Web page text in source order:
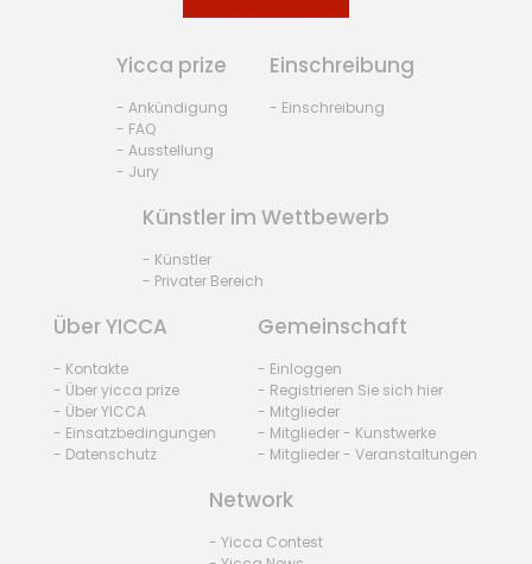
Yicca prize
- Ankündigung
- FAQ
- Ausstellung
- Jury
Einschreibung
- Einschreibung
Künstler im Wettbewerb
- Künstler
- Privater Bereich
Über YICCA
- Kontakte
- Über yicca prize
- Über YICCA
- Einsatzbedingungen
- Datenschutz
Gemeinschaft
- Einloggen
- Registrieren Sie sich hier
- Mitglieder
- Mitglieder - Kunstwerke
- Mitglieder - Veranstaltungen
Network
- Yicca Contest